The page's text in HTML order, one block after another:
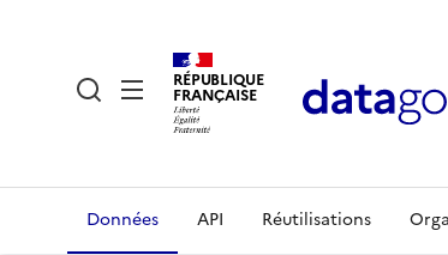
RÉPUBLIQUE
FRANÇAISE
Données API Réutilisations